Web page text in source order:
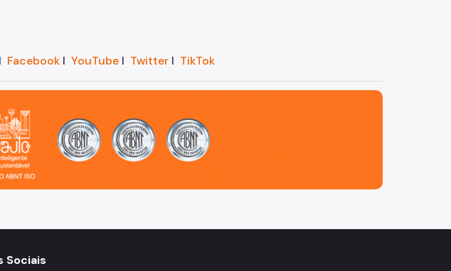
FacebookI YouTubeI TwitterI TikTok
Sociais